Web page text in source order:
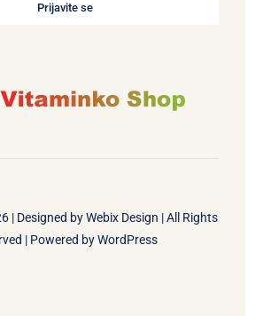
Prijavite se
| Designed byWebix Design | All Rights
| Powered byWordPress